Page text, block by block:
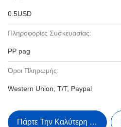
0.5USD
Πληροφορίες Συσκευασίας:
PP pag
Όροι Πληρωμής:
Western Union, T/T, Paypal
Πάρτε Την Καλύτερη Τιμή